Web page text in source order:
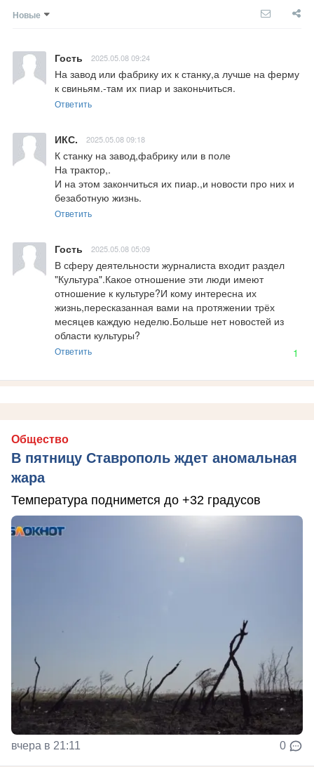
Новые
Гость 2025.05.08 09:24
На завод или фабрику их к станку,а лучше на ферму
к свиньям.-там их пиар и законьчиться.
Ответить
ИКС. 2025.05.08 09:18
К станку на завод,фабрику или в поле
На трактор,.
И на этом закончиться их пиар.,и новости про них и
безаботную жизнь.
Ответить
Гость 2025.05.08 05:09
В сферу деятельности журналиста входит раздел
"Культура".Какое отношение эти люди имеют
отношение к культуре?И кому интересна их
жизнь,пересказанная вами на протяжении трёх
месяцев каждую неделю.Больше нет новостей из
области культуры?
Ответить 1
Общество
В пятницу Ставрополь ждет аномальная
жара
Температура поднимется до +32 градусов
вчера в 21:11 0